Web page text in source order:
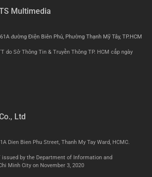
Multimedia
đường Điện Biên Phủ, Phường Thạnh Mỹ Tây, TP.HCM
do Sở Thông Tin & Truyền Thông TP. HCM cấp ngày
Ltd
Dien Bien Phu Street, Thanh My Tay Ward, HCMC.
issued by the Department of Information and
Minh City on November 3, 2020